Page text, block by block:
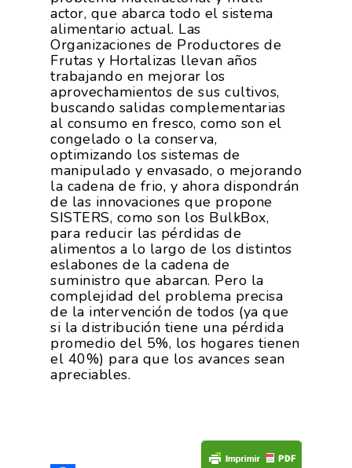
actor, que abarca todo el sistema
alimentario actual. Las
Organizaciones de Productores de
Frutas y Hortalizas llevan años
trabajando en mejorar los
aprovechamientos de sus cultivos,
buscando salidas complementarias
al consumo en fresco, como son el
congelado o la conserva,
optimizando los sistemas de
manipulado y envasado, o mejorando
la cadena de frio, y ahora dispondrán
de las innovaciones que propone
SISTERS, como son los BulkBox,
para reducir las pérdidas de
alimentos a lo largo de los distintos
eslabones de la cadena de
suministro que abarcan. Pero la
complejidad del problema precisa
de la intervención de todos (ya que
si la distribución tiene una pérdida
promedio del 5%, los hogares tienen
el 40%) para que los avances sean
apreciables.